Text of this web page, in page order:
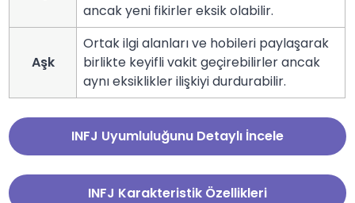
ancak yeni fikirler eksik olabilir.
Aşk
Ortak ilgi alanları ve hobileri paylaşarak
birlikte keyifli vakit geçirebilirler ancak
aynı eksiklikler ilişkiyi durdurabilir.
INFJ Uyumluluğunu Detaylı İncele
INFJ Karakteristik Özellikleri